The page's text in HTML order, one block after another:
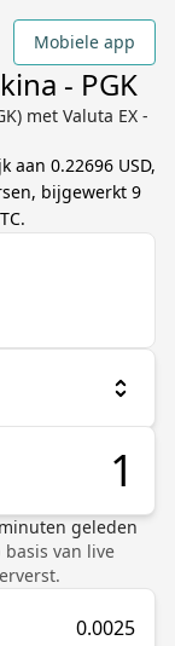
Mobiele app
- PGK
met Valuta EX -
aan 0.22696 USD,
bijgewerkt 9
.
minuten geleden
van live
0.0025